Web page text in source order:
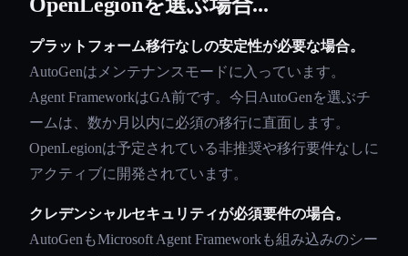
プラットフォーム移行なしの安定性が必要な場合。
AutoGenはメンテナンスモードに入っています。
Agent FrameworkはGA前です。今日AutoGenを選ぶチ
ームは、数か月以内に必須の移行に直面します。
OpenLegionは予定されている非推奨や移行要件なしに
アクティブに開発されています。
クレデンシャルセキュリティが必須要件の場合。
AutoGenもMicrosoft Agent Frameworkも組み込みのシー